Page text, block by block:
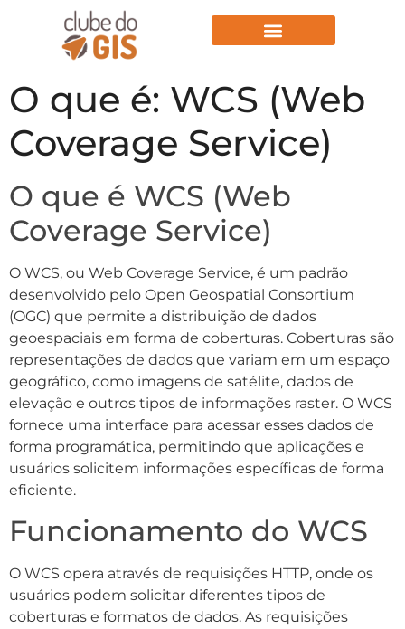
O que é: WCS (Web
Coverage Service)
O que é WCS (Web
Coverage Service)
O WCS, ou Web Coverage Service, é um padrão
desenvolvido pelo Open Geospatial Consortium
(OGC) que permite a distribuição de dados
geoespaciais em forma de coberturas. Coberturas são
representações de dados que variam em um espaço
geográfico, como imagens de satélite, dados de
elevação e outros tipos de informações raster. O WCS
fornece uma interface para acessar esses dados de
forma programática, permitindo que aplicações e
usuários solicitem informações específicas de forma
eficiente.
Funcionamento do WCS
O WCS opera através de requisições HTTP, onde os
usuários podem solicitar diferentes tipos de
coberturas e formatos de dados. As requisições